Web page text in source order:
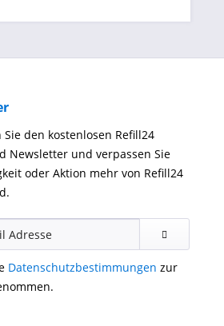
den kostenlosen Refill24
Newsletter und verpassen Sie
oder Aktion mehr von Refill24
Datenschutzbestimmungen zur